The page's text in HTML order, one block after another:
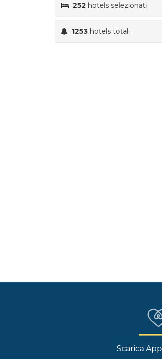
252 hotels selezionati
1253 hotels totali
Scarica